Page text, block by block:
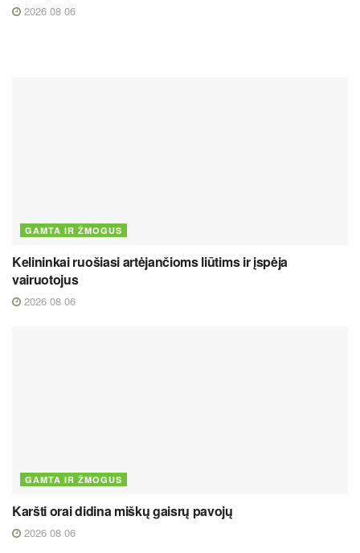
2026 08 06
GAMTA IR ŽMOGUS
Kelininkai ruošiasi artėjančioms liūtims ir įspėja
vairuotojus
2026 08 06
GAMTA IR ŽMOGUS
Karšti orai didina miškų gaisrų pavojų
2026 08 06